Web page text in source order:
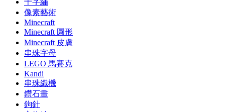
像素藝術
Minecraft
Minecraft 圓形
Minecraft 皮膚
串珠字母
LEGO 馬賽克
Kandi
串珠織機
鑽石畫
鉤針